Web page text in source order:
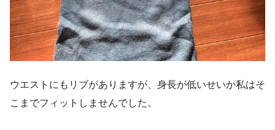
ウエストにもリブがありますが、身長が低いせいか私はそ
こまでフィットしませんでした。